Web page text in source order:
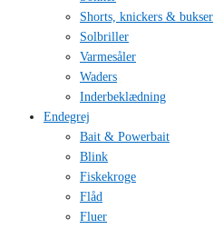
Shorts, knickers & bukser
Solbriller
Varmesåler
Waders
Inderbeklædning
Endegrej
Bait & Powerbait
Blink
Fiskekroge
Flåd
Fluer